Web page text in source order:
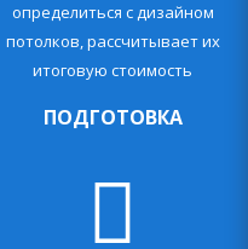
определиться с дизайном
потолков, рассчитывает их
итоговую стоимость
ПОДГОТОВКА